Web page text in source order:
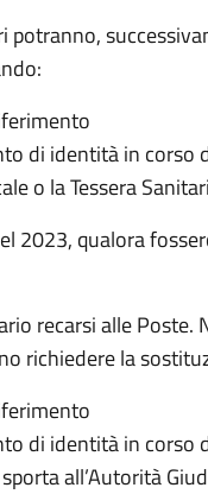
potranno,
di identità in corso
o la Tessera
2023, qualora
recarsi alle
richiedere la
di identità in corso
all’Autorità